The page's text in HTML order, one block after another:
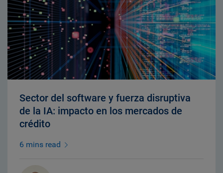
Sector del software y fuerza disruptiva
de la IA: impacto en los mercados de
crédito
6 mins read